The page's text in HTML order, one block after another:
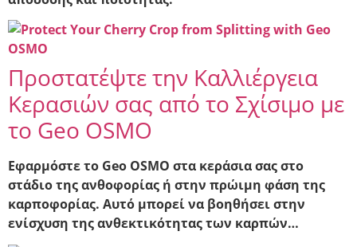
Προστατέψτε την Καλλιέργεια
Κερασιών σας από το Σχίσιμο με
το Geo OSMO
Εφαρμόστε το Geo OSMO στα κεράσια σας στο
στάδιο της ανθοφορίας ή στην πρώιμη φάση της
καρποφορίας. Αυτό μπορεί να βοηθήσει στην
ενίσχυση της ανθεκτικότητας των καρπών…